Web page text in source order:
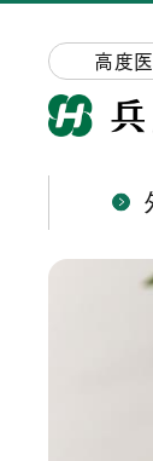
高度